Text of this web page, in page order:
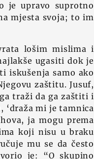
je upravo suprotno
mjesta svoja; to im
lošim mislima i
ugasiti dok je
iskušenja samo ako
zaštitu. Jusuf,
traži da ga zaštiti i
‘draža mi je tamnica
ja mogu prema
koji nisu u braku
mu se da često
je: “O skupino